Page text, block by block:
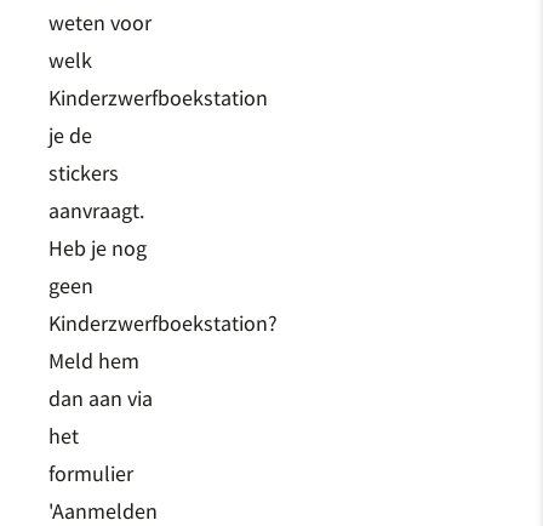
weten voor
welk
Kinderzwerfboekstation
je de
stickers
aanvraagt.
Heb je nog
geen
Kinderzwerfboekstation?
Meld hem
dan aan via
het
formulier
'Aanmelden